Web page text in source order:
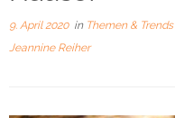
9. April 2020in Themen & Trends
Jeannine Reiher